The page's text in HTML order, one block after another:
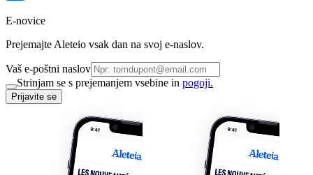
E-novice
Prejemajte Aleteio vsak dan na svoj e-naslov.
Vaš e-poštni naslov
Strinjam se s prejemanjem vsebine in pogoji.
Prijavite se